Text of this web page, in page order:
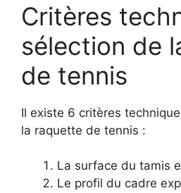
Critères
sélection de
de tennis
Il existe 6 critères
la raquette de tennis :
La surface du tamis
Le profil du cadre